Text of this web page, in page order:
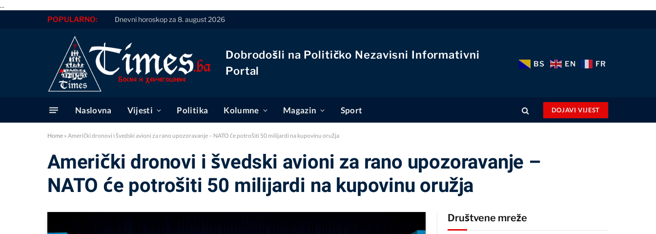
...
POPULARNO: Dnevni horoskop za 8. august 2026
Dobrodošli na Političko Nezavisni Informativni
Portal
BS EN FR
Naslovna Vijesti Politika Kolumne Magazin Sport DOJAVI VIJEST
Home » Američki dronovi i švedski avioni za rano upozoravanje – NATO će potrošiti 50 milijardi na kupovinu oružja
Američki dronovi i švedski avioni za rano upozoravanje –
NATO će potrošiti 50 milijardi na kupovinu oružja
Društvene mreže